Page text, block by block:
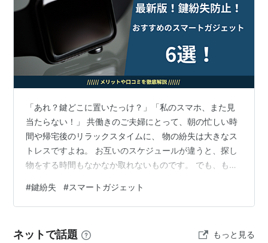
「あれ？鍵どこに置いたっけ？」「私のスマホ、また見
当たらない！」 共働きのご夫婦にとって、朝の忙しい時
間や帰宅後のリラックスタイムに、 物の紛失は大きなス
トレスですよね。 お互いのスケジュールが違うと、探し
物をする時間もなかなか取れないものです。 でも、もう
ら解放される新常識が到来します。それが、"紛失防
止"スマートガジェットの活用です！ 今回は、30代から
ない最新の"紛失防止"スマートガジェットを、1万円以内
#鍵紛失 #スマートガジェット
ネットで話題 もっと見る